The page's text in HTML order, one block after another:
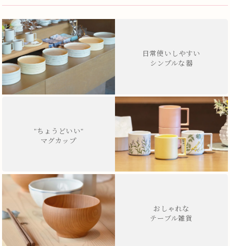
日常使いしやすい
シンプルな器
"ちょうどいい"
マグカップ
おしゃれな
テーブル雑貨